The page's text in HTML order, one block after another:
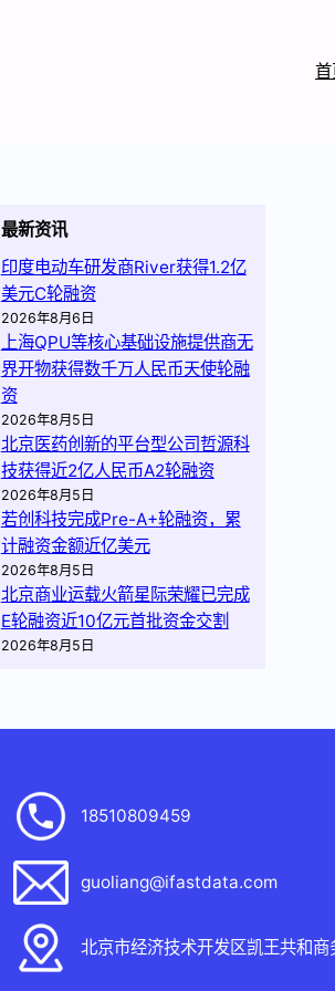
首
最新资讯
印度电动车研发商River获得1.2亿
美元C轮融资
2026年8月6日
上海QPU等核心基础设施提供商无
界开物获得数千万人民币天使轮融
资
2026年8月5日
北京医药创新的平台型公司哲源科
技获得近2亿人民币A2轮融资
2026年8月5日
若创科技完成Pre-A+轮融资，累
计融资金额近亿美元
2026年8月5日
北京商业运载火箭星际荣耀已完成
E轮融资近10亿元首批资金交割
2026年8月5日
18510809459
guoliang@ifastdata.com
北京市经济技术开发区凯王共和商